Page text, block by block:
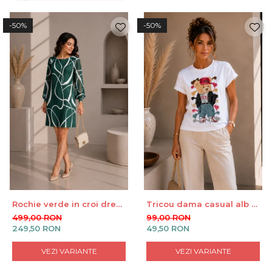
-50%
Rochie verde in croi drept
cu dungi albe curbate
499,00 RON
249,50 RON
VEZI VARIANTE
-50%
Tricou dama casual alb -
Hip Bear - Bumbac
Organic
99,00 RON
49,50 RON
VEZI VARIANTE